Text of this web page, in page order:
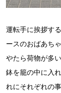
運転手に挨拶す
ースのおばあち
やたら荷物が多
鉢を籠の中に入
れにそれぞれの